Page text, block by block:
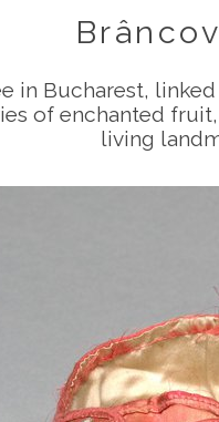
in Bucharest,
of enchanted
living